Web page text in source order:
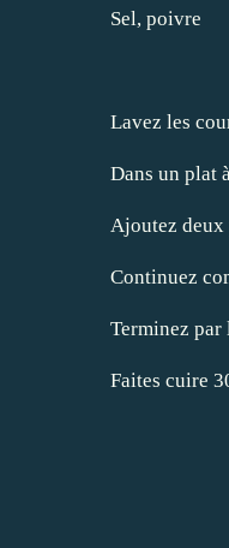
Sel, poivre
Lavez les
Dans un plat
Ajoutez deux
Continuez
Terminez par
Faites cuire